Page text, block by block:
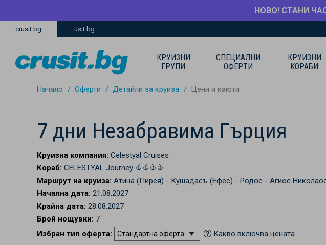
НОВО! СТАНИ
Премини
съдържание
Премини
crusit.bg usit.bg
КРУИЗНИ
ГРУПИ
СПЕЦИАЛНИ
ОФЕРТИ
КРУИЗНИ
КОРАБИ
Начало Оферти Детайли за круиза Цени и каюти
7 дни Незабравима Гърция
Круизна компания: Celestyal Cruises
Кораб: CELESTYAL Journey
Маршрут на круиза: Атина (Пирея) - Кушадасъ (Ефес) - Родос - Агиос
Начална дата: 21.08.2027
Крайна дата: 28.08.2027
Брой нощувки: 7
Избран тип оферта:
Какво включва цената